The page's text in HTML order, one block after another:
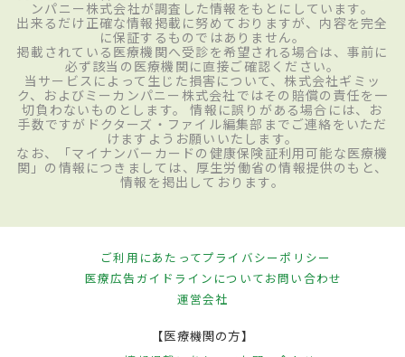
ンパニー株式会社が調査した情報をもとにしています。
出来るだけ正確な情報掲載に努めておりますが、内容を完全
に保証するものではありません。
掲載されている医療機関へ受診を希望される場合は、事前に
必ず該当の医療機関に直接ご確認ください。
当サービスによって生じた損害について、株式会社ギミッ
ク、およびミーカンパニー株式会社ではその賠償の責任を一
切負わないものとします。 情報に誤りがある場合には、お
手数ですがドクターズ・ファイル編集部までご連絡をいただ
けますようお願いいたします。
なお、「マイナンバーカードの健康保険証利用可能な医療機
関」の情報につきましては、厚生労働省の情報提供のもと、
情報を掲出しております。
ご利用にあたってプライバシーポリシー
医療広告ガイドラインについてお問い合わせ
運営会社
【医療機関の方】